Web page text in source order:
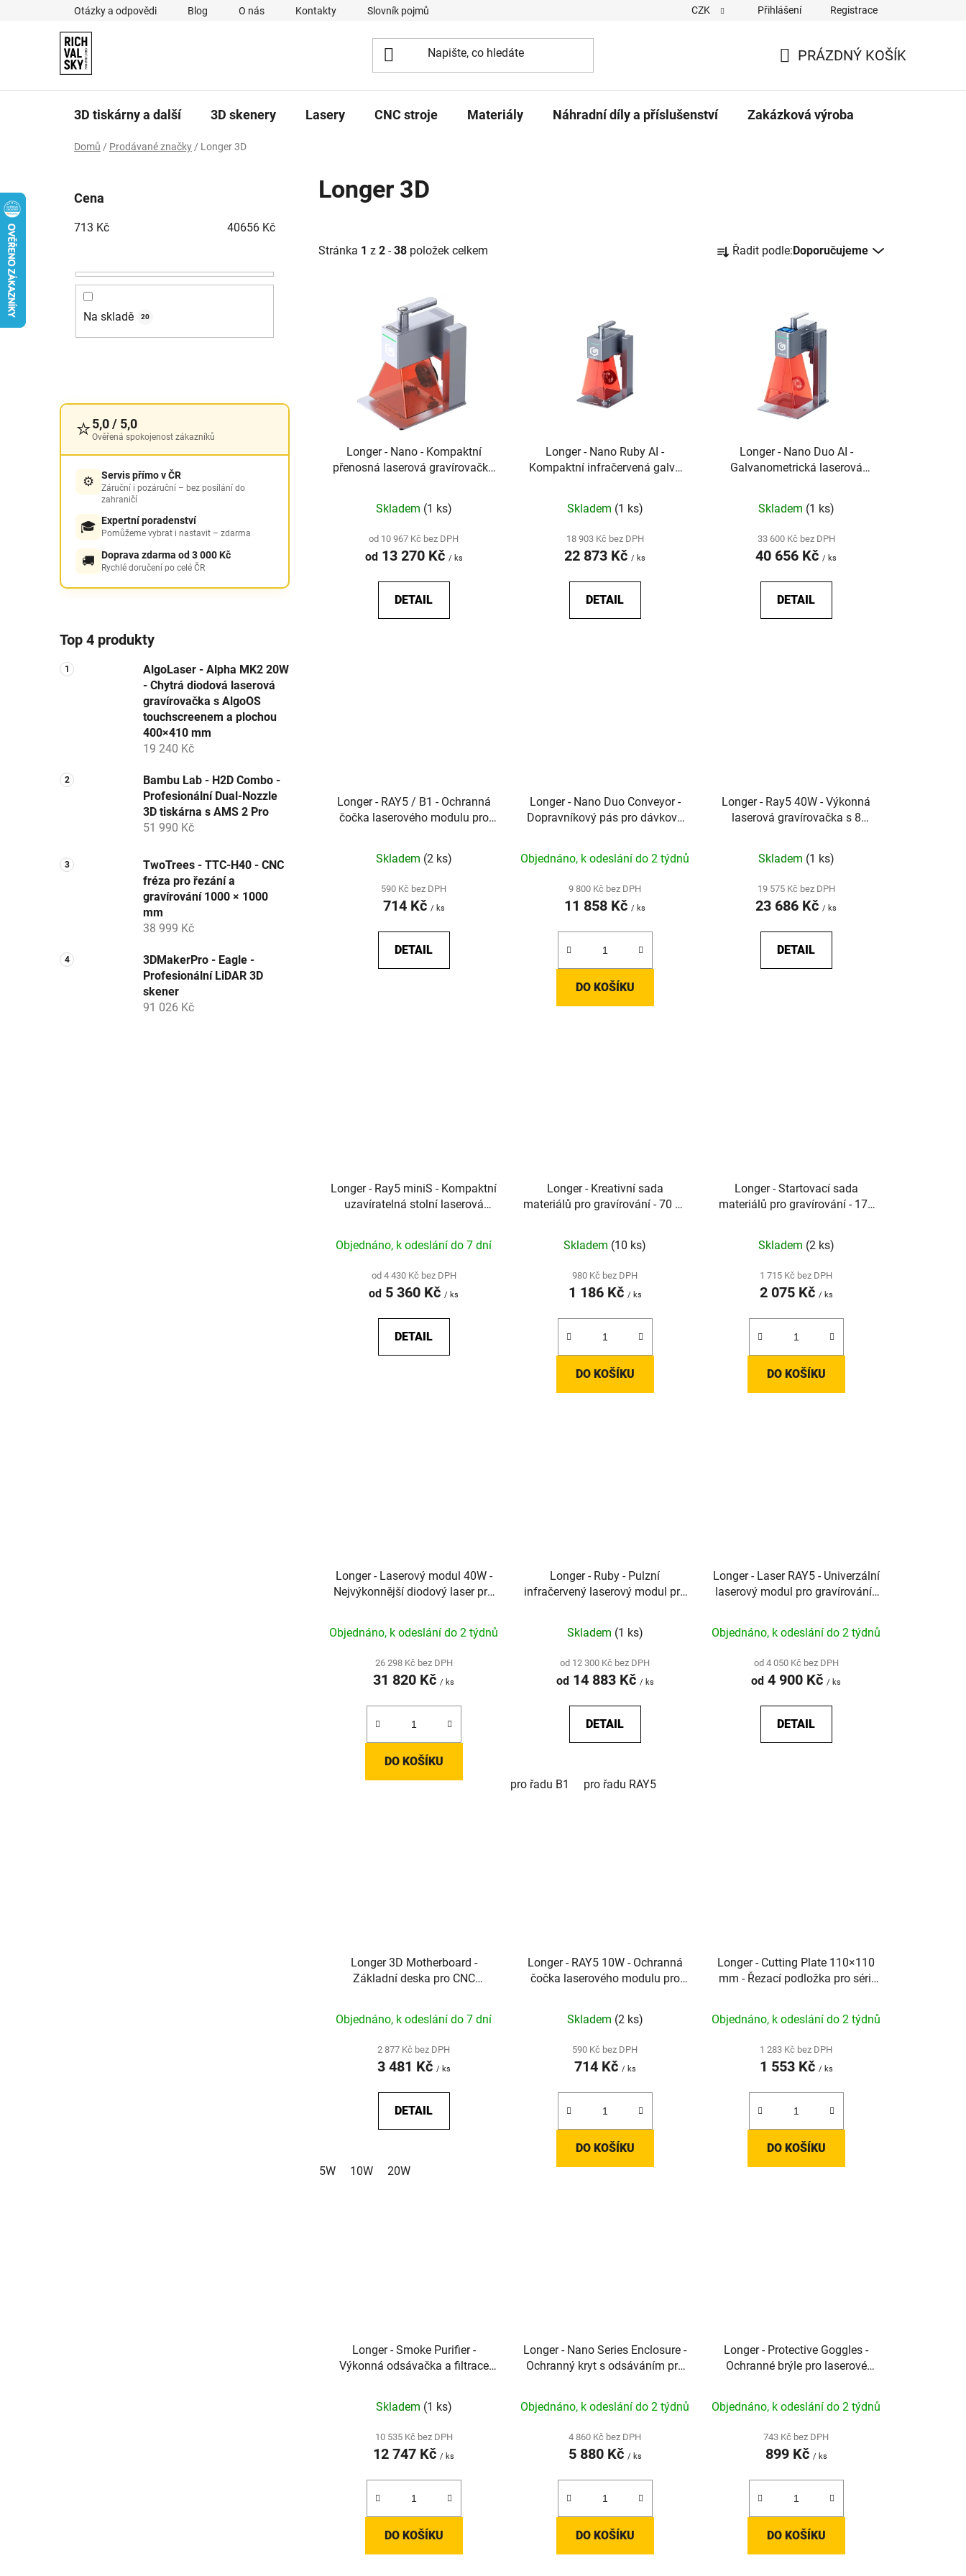
Otázky a odpovědi Blog O nás Kontakty Slovník pojmů CZK Přihlášení Registrace
KOŠÍK
PRÁZDNÝ KOŠÍK
3D tiskárny a další 3D skenery Lasery CNC stroje Materiály Náhradní díly a příslušenství Zakázková výroba
Domů / Prodávané značky / Longer 3D
l
Cena
713 Kč 40656 Kč
Na skladě 20
⭐5,0 / 5,0
Ověřená spokojenost zákazníků
⚙️ Servis přímo v ČR
Záruční i pozáruční – bez posílání do
zahraničí
🎓 Expertní poradenství
Pomůžeme vybrat i nastavit – zdarma
🚚 Doprava zdarma od 3 000 Kč
Rychlé doručení po celé ČR
Top 4 produkty
AlgoLaser - Alpha MK2 20W
- Chytrá diodová laserová
gravírovačka s AlgoOS
touchscreenem a plochou
400×410 mm
19 240 Kč
Bambu Lab - H2D Combo -
Profesionální Dual-Nozzle
3D tiskárna s AMS 2 Pro
51 990 Kč
TwoTrees - TTC-H40 - CNC
fréza pro řezání a
gravírování 1000 × 1000
mm
38 999 Kč
3DMakerPro - Eagle -
Profesionální LiDAR 3D
skener
91 026 Kč
Longer 3D
Stránka 1 z 2 -38 položek celkem
a Řadit podle:Doporučujeme
Longer - Nano - Kompaktní
přenosná laserová gravírovačka
Skladem (1 ks)
od 10 967 Kč bez DPH
od13 270 Kč / ks
DETAIL
Longer - Nano Ruby AI -
Kompaktní infračervená galvo
Skladem (1 ks)
18 903 Kč bez DPH
22 873 Kč/ ks
DETAIL
Longer - Nano Duo AI -
Galvanometrická laserová
Skladem (1 ks)
33 600 Kč bez DPH
40 656 Kč/ ks
DETAIL
Longer - RAY5 / B1 - Ochranná
čočka laserového modulu pro
Skladem (2 ks)
590 Kč bez DPH
714 Kč / ks
DETAIL
Longer - Nano Duo Conveyor -
Dopravníkový pás pro dávkové
Objednáno, k odeslání do 2 týdnů
9 800 Kč bez DPH
11 858 Kč / ks
DO KOŠÍKU
Longer - Ray5 40W - Výkonná
laserová gravírovačka s 8
Skladem (1 ks)
19 575 Kč bez DPH
23 686 Kč / ks
DETAIL
Longer - Ray5 miniS - Kompaktní
uzavíratelná stolní laserová
Objednáno, k odeslání do 7 dní
od 4 430 Kč bez DPH
od 5 360 Kč/ ks
DETAIL
Longer - Kreativní sada
materiálů pro gravírování - 70 ks
Skladem (10 ks)
980 Kč bez DPH
1 186 Kč / ks
DO KOŠÍKU
Longer - Startovací sada
materiálů pro gravírování - 175
Skladem (2 ks)
1 715 Kč bez DPH
2 075 Kč / ks
DO KOŠÍKU
Longer - Laserový modul 40W -
Nejvýkonnější diodový laser pro
Objednáno, k odeslání do 2 týdnů
26 298 Kč bez DPH
31 820 Kč / ks
DO KOŠÍKU
Longer - Ruby - Pulzní
infračervený laserový modul pro
Skladem (1 ks)
od 12 300 Kč bez DPH
od14 883 Kč / ks
DETAIL
pro řadu B1 pro řadu RAY5
Longer - Laser RAY5 - Univerzální
laserový modul pro gravírování i
Objednáno, k odeslání do 2 týdnů
od 4 050 Kč bez DPH
od 4 900 Kč / ks
DETAIL
Longer 3D Motherboard -
Základní deska pro CNC
Objednáno, k odeslání do 7 dní
2 877 Kč bez DPH
3 481 Kč / ks
DETAIL
5W 10W 20W
Longer - RAY5 10W - Ochranná
čočka laserového modulu pro
Skladem (2 ks)
590 Kč bez DPH
714 Kč / ks
DO KOŠÍKU
Longer - Cutting Plate 110×110
mm - Řezací podložka pro sérii
Objednáno, k odeslání do 2 týdnů
1 283 Kč bez DPH
1 553 Kč / ks
DO KOŠÍKU
Longer - Smoke Purifier -
Výkonná odsávačka a filtrace
Skladem (1 ks)
10 535 Kč bez DPH
12 747 Kč / ks
DO KOŠÍKU
Longer - Nano Series Enclosure -
Ochranný kryt s odsáváním pro
Objednáno, k odeslání do 2 týdnů
4 860 Kč bez DPH
5 880 Kč / ks
DO KOŠÍKU
Longer - Protective Goggles -
Ochranné brýle pro laserové
Objednáno, k odeslání do 2 týdnů
743 Kč bez DPH
899 Kč / ks
DO KOŠÍKU